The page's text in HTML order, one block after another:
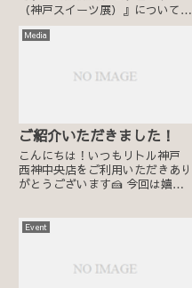
（神戸スイーツ展）』について紹
介されました。
Media
ご紹介いただきました！
こんにちは！いつもリトル神戸
西神中央店をご利用いただきあり
がとうございます🍰 今回は嬉し
ライター・みいみい様
Event